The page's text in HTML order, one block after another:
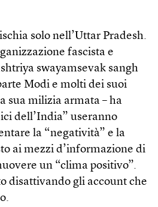
solo nell’Uttar Pradesh.
fascista e
swayamsevak sangh
Modi e molti dei suoi
sua milizia armata – ha
dell’India” useranno
la “negatività” e la
ai mezzi d’informazione di
un “clima positivo”.
disattivando gli account che